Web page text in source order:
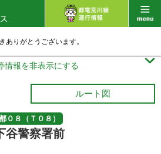
ありがとうございます。
情報を非表示にする 
ルート図
０８（Ｔ０８）
谷警察署前